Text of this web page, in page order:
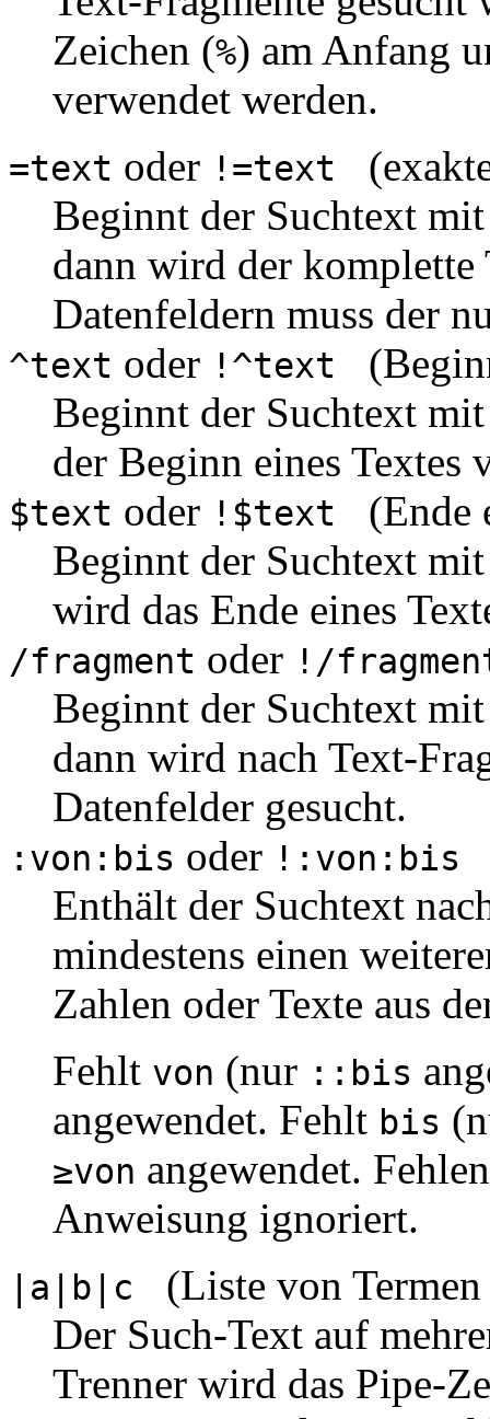
Zeichen (%) am Anfang
verwendet werden.
=text oder !=text
Beginnt der Suchtext
dann wird der
Datenfeldern muss der
^text oder !^text
Beginnt der Suchtext
der Beginn eines Textes
$text oder !$text
(Ende
Beginnt der Suchtext
wird das Ende eines
/fragment oder !/
Beginnt der Suchtext
dann wird nach Text-
Datenfelder gesucht.
:von:bis oder !:von:bis
Enthält der Suchtext
mindestens einen
Zahlen oder Texte aus
Fehlt von (nur ::bis
angewendet. Fehlt bis
≥von angewendet.
Anweisung ignoriert.
|a|b|c
(Liste von
Der Such-Text auf
Trenner wird das Pipe-